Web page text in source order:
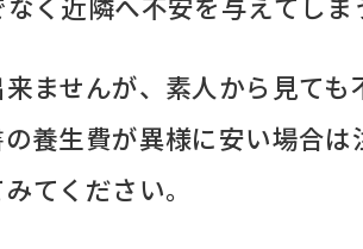
ませんが、素人から見て
養生費が異様に安い場合
てください。